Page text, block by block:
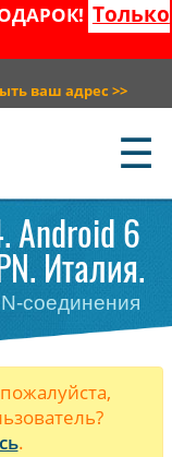
Только
ваш адрес >>
☰
Android 6
Италия.
соединения
.